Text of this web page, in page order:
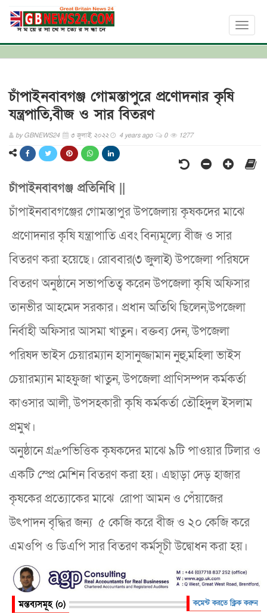
Toggle
চাঁপাইনবাবগঞ্জ গোমস্তাপুরে প্রণোদনার কৃষি
যন্ত্রপাতি,বীজ ও সার বিতরণ
byGBNEWS24 ৩ জুলাই, ২০২২ 4 years ago 0 1277
চাঁপাইনবাবগঞ্জ প্রতিনিধি ||
চাঁপাইনবাবগঞ্জের গোমস্তাপুর উপজেলায় কৃষকদের মাঝে
প্রণোদনার কৃষি যন্ত্রাপাতি এবং বিন্যমূল্যে বীজ ও সার
বিতরণ করা হয়েছে। রোববার(৩ জুলাই) উপজেলা পরিষদে
বিতরণ অনুষ্ঠানে সভাপতিত্ব করেন উপজেলা কৃষি অফিসার
তানভীর আহমেদ সরকার। প্রধান অতিথি ছিলেন,উপজেলা
নির্বাহী অফিসার আসমা খাতুন। বক্তব্য দেন, উপজেলা
পরিষদ ভাইস চেয়ারম্যান হাসানুজ্জামান নুহু,মহিলা ভাইস
চেয়ারম্যান মাহফুজা খাতুন, উপজেলা প্রাণিসম্পদ কর্মকর্তা
কাওসার আলী, উপসহকারী কৃষি কর্মকর্তা তৌহিদুল ইসলাম
প্রমুখ।
অনুষ্ঠানে গ্রæপভিত্তিক কৃষকদের মাঝে ৯টি পাওয়ার টিলার ও
একটি স্প্রে মেশিন বিতরণ করা হয়। এছাড়া দেড় হাজার
কৃষকের প্রত্যোকের মাঝে রোপা আমন ও পেঁয়াজের
উৎপাদন বৃদ্ধির জন্য ৫ কেজি করে বীজ ও ২০ কেজি করে
এমওপি ও ডিএপি সার বিতরণ কর্মসূচী উদ্বোধন করা হয়।
মন্তব্যসমূহ (০) কমেন্ট করতে ক্লিক করুন